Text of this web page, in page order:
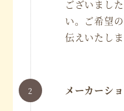
ございまし
い。ご希望
伝えいたしま
メーカーシ